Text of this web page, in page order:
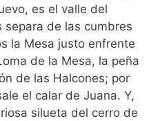
es el valle del
separa de las cumbres
la Mesa justo enfrente
de la Mesa, la peña
de las Halcones; por
el calar de Juana. Y,
silueta del cerro de